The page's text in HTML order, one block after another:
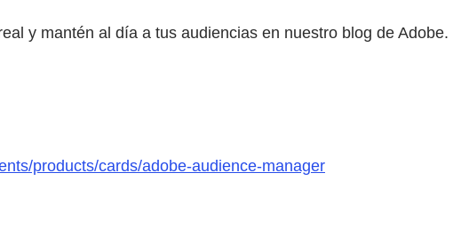
y mantén al día a tus audiencias en nuestro blog de Adobe.
products/cards/adobe-audience-manager